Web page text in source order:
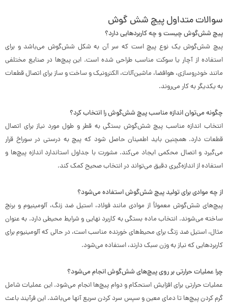
سوالات متداول پیچ شش گوش
پیچ شش‌گوش چیست و چه کاربردهایی دارد؟
پیچ شش‌گوش یک نوع پیچ است که سر آن به شکل شش‌گوش می‌باشد و برای
استفاده از آچار یا سوکت مناسب طراحی شده است. این پیچ‌ها در صنایع مختلفی
مانند خودروسازی، هوافضا، ماشین‌آلات، الکترونیک و ساخت و ساز برای اتصال قطعات
به یکدیگر به کار می‌روند.
چگونه می‌توان اندازه مناسب پیچ شش‌گوش را انتخاب کرد؟
انتخاب اندازه مناسب پیچ شش‌گوش بستگی به قطر و طول مورد نیاز برای اتصال
قطعات دارد. همچنین باید اطمینان حاصل شود که پیچ به درستی در سوراخ قرار
می‌گیرد و اتصال محکمی ایجاد می‌کند. مشورت با جداول استاندارد اندازه پیچ‌ها و
استفاده از اندازه‌گیری دقیق می‌تواند در انتخاب صحیح کمک کند.
از چه موادی برای تولید پیچ شش‌گوش استفاده می‌شود؟
پیچ‌های شش‌گوش معمولاً از موادی مانند فولاد، استیل ضد زنگ، آلومینیوم و برنج
ساخته می‌شوند. انتخاب ماده بستگی به کاربرد نهایی و شرایط محیطی دارد. به عنوان
مثال، استیل ضد زنگ برای محیط‌های خورنده مناسب است، در حالی که آلومینیوم برای
کاربردهایی که نیاز به وزن سبک دارند، استفاده می‌شود.
چرا عملیات حرارتی بر روی پیچ‌های شش‌گوش انجام می‌شود؟
عملیات حرارتی برای افزایش استحکام و دوام پیچ‌ها انجام می‌شود. این عملیات شامل
گرم کردن پیچ‌ها تا دمای معین و سپس سرد کردن سریع آنها می‌باشد. این فرآیند باعث